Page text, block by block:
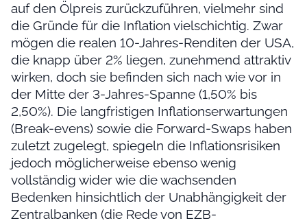
auf den Ölpreis zurückzuführen, vielmehr sind
die Gründe für die Inflation vielschichtig. Zwar
mögen die realen 10-Jahres-Renditen der USA,
die knapp über 2% liegen, zunehmend attraktiv
wirken, doch sie befinden sich nach wie vor in
der Mitte der 3-Jahres-Spanne (1,50% bis
2,50%). Die langfristigen Inflationserwartungen
(Break-evens) sowie die Forward-Swaps haben
zuletzt zugelegt, spiegeln die Inflationsrisiken
jedoch möglicherweise ebenso wenig
vollständig wider wie die wachsenden
Bedenken hinsichtlich der Unabhängigkeit der
Zentralbanken (die Rede von EZB-